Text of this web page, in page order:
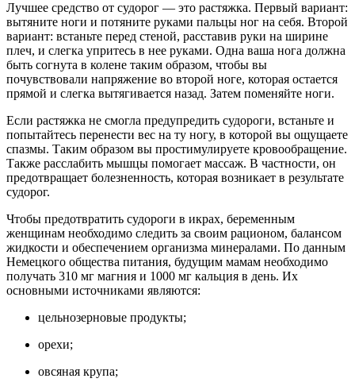
Лучшее средство от судорог — это растяжка. Первый вариант:
вытяните ноги и потяните руками пальцы ног на себя. Второй
вариант: встаньте перед стеной, расставив руки на ширине
плеч, и слегка упритесь в нее руками. Одна ваша нога должна
быть согнута в колене таким образом, чтобы вы
почувствовали напряжение во второй ноге, которая остается
прямой и слегка вытягивается назад. Затем поменяйте ноги.
Если растяжка не смогла предупредить судороги, встаньте и
попытайтесь перенести вес на ту ногу, в которой вы ощущаете
спазмы. Таким образом вы простимулируете кровообращение.
Также расслабить мышцы помогает массаж. В частности, он
предотвращает болезненность, которая возникает в результате
судорог.
Чтобы предотвратить судороги в икрах, беременным
женщинам необходимо следить за своим рационом, балансом
жидкости и обеспечением организма минералами. По данным
Немецкого общества питания, будущим мамам необходимо
получать 310 мг магния и 1000 мг кальция в день. Их
основными источниками являются:
цельнозерновые продукты;
орехи;
овсяная крупа;